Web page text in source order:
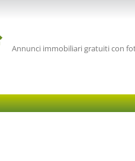
Annunci immobiliari gratuiti con